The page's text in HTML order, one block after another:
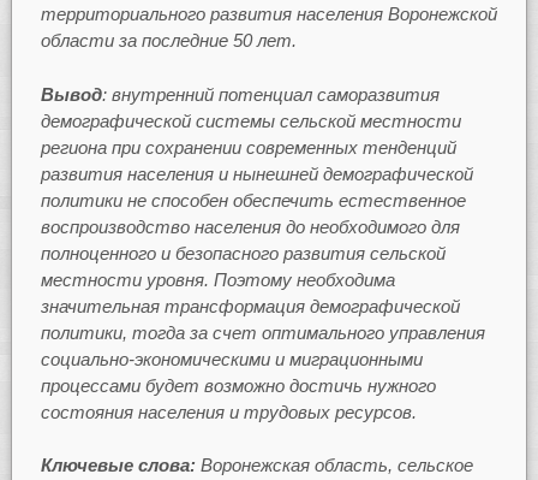
территориального развития населения Воронежской
области за последние 50 лет.
Вывод: внутренний потенциал саморазвития
демографической системы сельской местности
региона при сохранении современных тенденций
развития населения и нынешней демографической
политики не способен обеспечить естественное
воспроизводство населения до необходимого для
полноценного и безопасного развития сельской
местности уровня. Поэтому необходима
значительная трансформация демографической
политики, тогда за счет оптимального управления
социально-экономическими и миграционными
процессами будет возможно достичь нужного
состояния населения и трудовых ресурсов.
Ключевые слова: Воронежская область, сельское